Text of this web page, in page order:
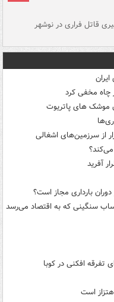
قاتل فراری در نوشهر
مخفی کرد
موشک های پاتریوت
از سرزمین‌های اشغالی
آفرید
بارداری مجاز است؟
سنگینی که به اقتصاد می‌رسد
تفرقه افکنی در کوبا
است